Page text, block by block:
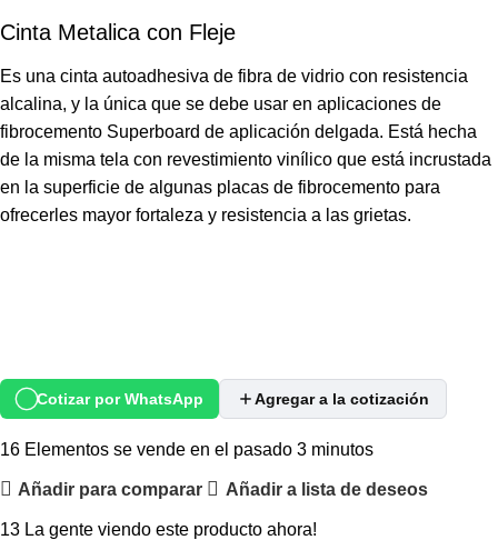
Cinta Metalica con Fleje
Es una cinta autoadhesiva de fibra de vidrio con resistencia
alcalina, y la única que se debe usar en aplicaciones de
fibrocemento Superboard de aplicación delgada. Está hecha
de la misma tela con revestimiento vinílico que está incrustada
en la superficie de algunas placas de fibrocemento para
ofrecerles mayor fortaleza y resistencia a las grietas.
Cotizar por WhatsApp Agregar a la cotización
16 Elementos se vende en el pasado 3 minutos
Añadir para comparar Añadir a lista de deseos
13 La gente viendo este producto ahora!